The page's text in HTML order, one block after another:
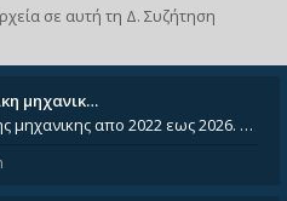
σε αυτή τη Δ. Συζήτηση
μηχανικ…
θεματα περιβαλλοντκης μηχανικης απο 2022 εως 2026. Δεν ειναι μεσα του Σεπτεμβιου του 2025. Αν τα εχει καποιος ας τα ανε